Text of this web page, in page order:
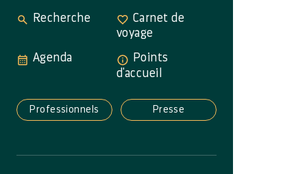
Recherche
Carnet de
voyage
Agenda
Points
d'accueil
Professionnels Presse